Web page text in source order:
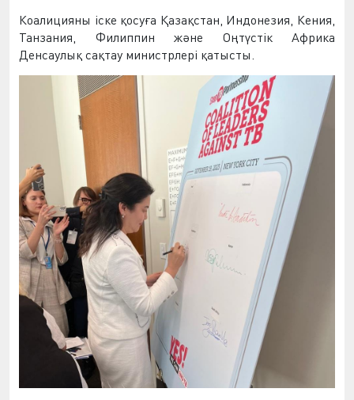
Коалицияны іске қосуға Қазақстан, Индонезия, Кения,
Танзания, Филиппин және Оңтүстік Африка
Денсаулық сақтау министрлері қатысты.